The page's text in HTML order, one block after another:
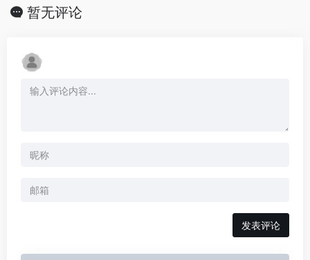
暂无评论
发表评论